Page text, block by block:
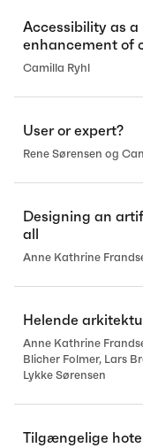
Accessibility as
enhancement of
Camilla Ryhl
User or expert?
Rene Sørensen og
Designing an
all
Anne Kathrine
Helende
Anne Kathrine
Blicher Folmer, Lars
Lykke Sørensen
Tilgængelige